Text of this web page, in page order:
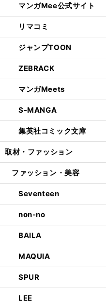
マンガMee公式サイト
リマコミ
ジャンプTOON
ZEBRACK
マンガMeets
S-MANGA
集英社コミック文庫
取材・ファッション
ファッション・美容
Seventeen
non-no
BAILA
MAQUIA
SPUR
LEE